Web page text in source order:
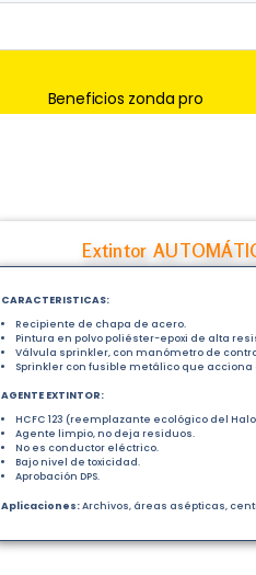
Beneficios zonda pro
Extintor
CARACTERISTICAS:
Recipiente de chapa de acero.
Pintura en polvo poliéster-epoxi de alta
Válvula sprinkler, con manómetro de
Sprinkler con fusible metálico que acciona
AGENTE EXTINTOR:
HCFC 123 (reemplazante ecológico del
Agente limpio, no deja residuos.
No es conductor eléctrico.
Bajo nivel de toxicidad.
Aprobación DPS.
Aplicaciones:Archivos, áreas asépticas,